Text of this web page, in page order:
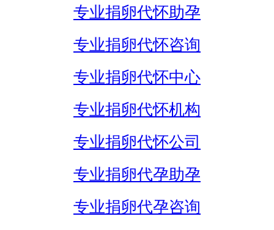
专业捐卵代怀助孕
专业捐卵代怀咨询
专业捐卵代怀中心
专业捐卵代怀机构
专业捐卵代怀公司
专业捐卵代孕助孕
专业捐卵代孕咨询